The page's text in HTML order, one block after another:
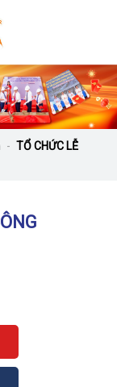
- TỔ CHỨC LỄ